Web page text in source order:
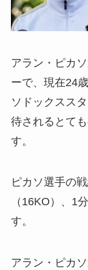
アラン・ピカ
ーで、現在24
ソドックスス
待されるとて
す。
ピカソ選手の
（16KO）、1
す。
アラン・ピカ